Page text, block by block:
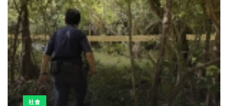
社會